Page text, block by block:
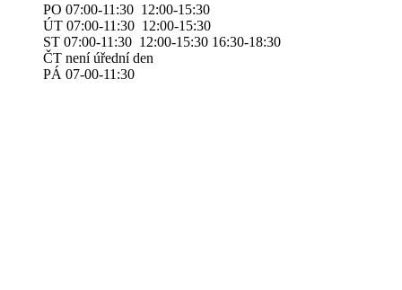
PO 07:00-11:30 12:00-15:30
ÚT 07:00-11:30 12:00-15:30
ST 07:00-11:30 12:00-15:30 16:30-18:30
ČT není úřední den
PÁ 07-00-11:30